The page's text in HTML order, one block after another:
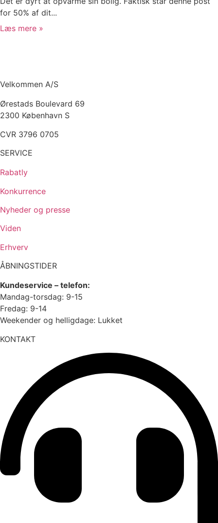
for 50% af dit...
Læs mere »
Velkommen A/S
Ørestads Boulevard 69
2300 København S
CVR 3796 0705
SERVICE
Rabatly
Konkurrence
Nyheder og presse
Viden
Erhverv
ÅBNINGSTIDER
Kundeservice – telefon:
Mandag-torsdag: 9-15
Fredag: 9-14
Weekender og helligdage: Lukket
KONTAKT